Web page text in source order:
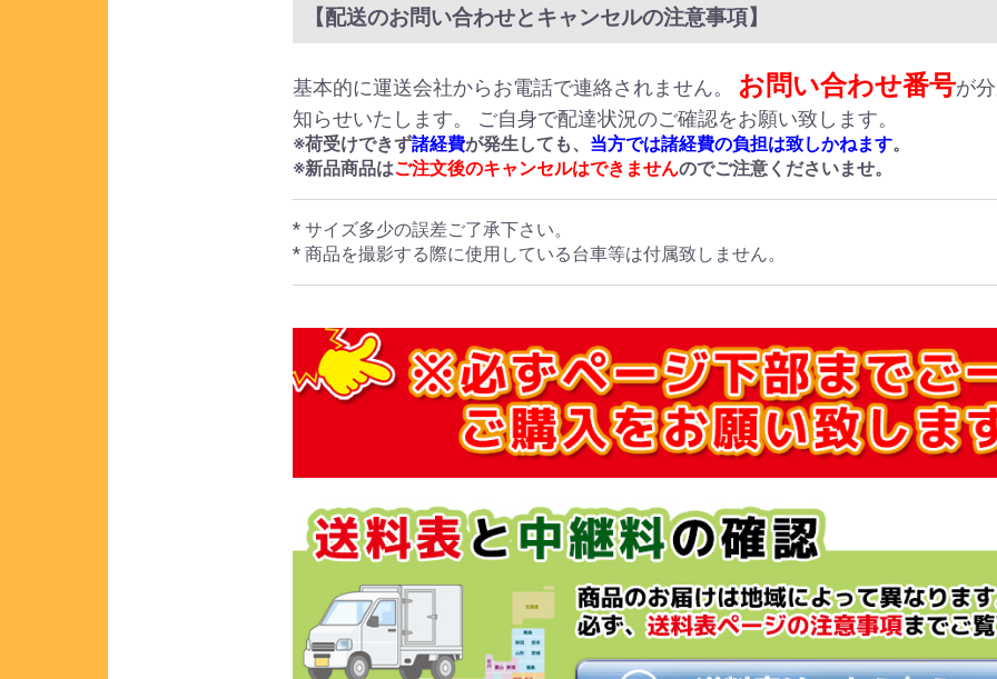
【配送のお問い合わせとキャンセルの注意事項】
基本的に運送会社からお電話で連絡されません。 お問い合わせ番号が
知らせいたします。 ご自身で配達状況のご確認をお願い致します。
※荷受けできず諸経費が発生しても、 当方では諸経費の負担は致しかねます。
※新品商品はご注文後のキャンセルはできませんのでご注意くださいませ。
* サイズ多少の誤差ご了承下さい。
* 商品を撮影する際に使用している台車等は付属致しません。